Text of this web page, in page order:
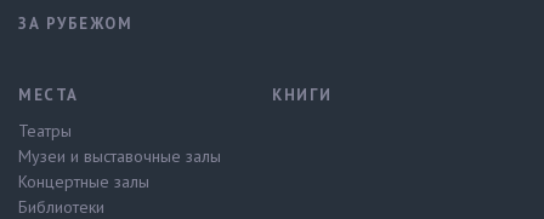
ЗА РУБЕЖОМ
МЕСТА
Театры
Музеи и выставочные залы
Концертные залы
Библиотеки
КНИГИ